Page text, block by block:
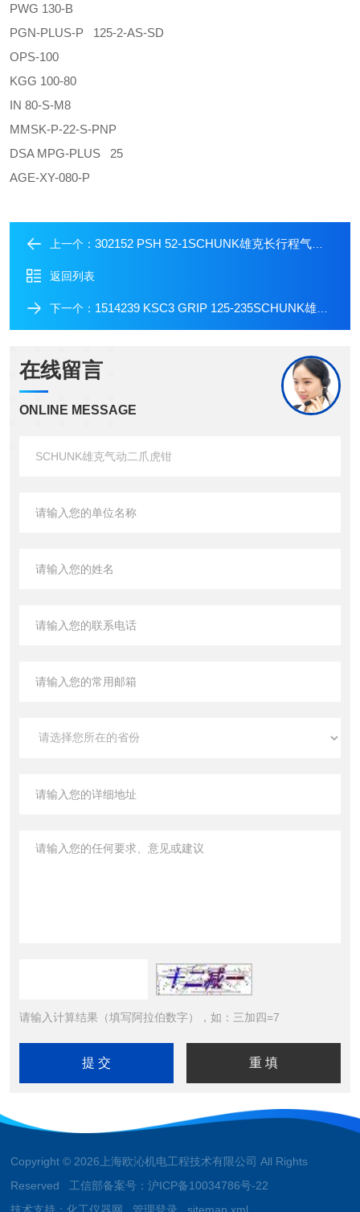
PWG 130-B
PGN-PLUS-P 125-2-AS-SD
OPS-100
KGG 100-80
IN 80-S-M8
MMSK-P-22-S-PNP
DSA MPG-PLUS 25
AGE-XY-080-P
上一个： 302152 PSH 52-1SCHUNK雄克长行程气动机械手
返回列表
下一个： 1514239 KSC3 GRIP 125-235SCHUNK雄克中心夹紧虎钳
在线留言
ONLINE MESSAGE
请输入计算结果（填写阿拉伯数字），如：三加四=7
Copyright © 2026上海欧沁机电工程技术有限公司 All Rights
Reserved 工信部备案号：沪ICP备10034786号-22